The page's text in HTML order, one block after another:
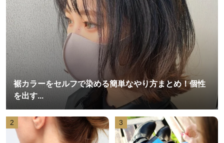
裾カラーをセルフで染める簡単なやり方まとめ！個性
を出す...
2 3